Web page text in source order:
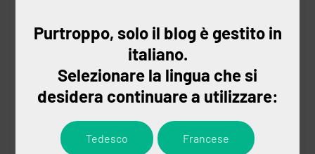
Purtroppo, solo il blog è gestito in
italiano.
Selezionare la lingua che si
desidera continuare a utilizzare:
Tedesco Francese